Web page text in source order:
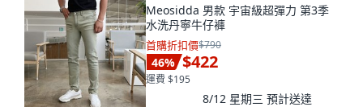
Meosidda 男款 宇宙級超彈力 第3季
水洗丹寧牛仔褲
首購折扣價$790
46% $422
運費 $195
8/12 星期三 預計送達